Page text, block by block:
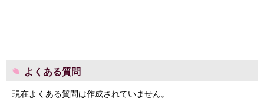
よくある質問
現在よくある質問は作成されていません。